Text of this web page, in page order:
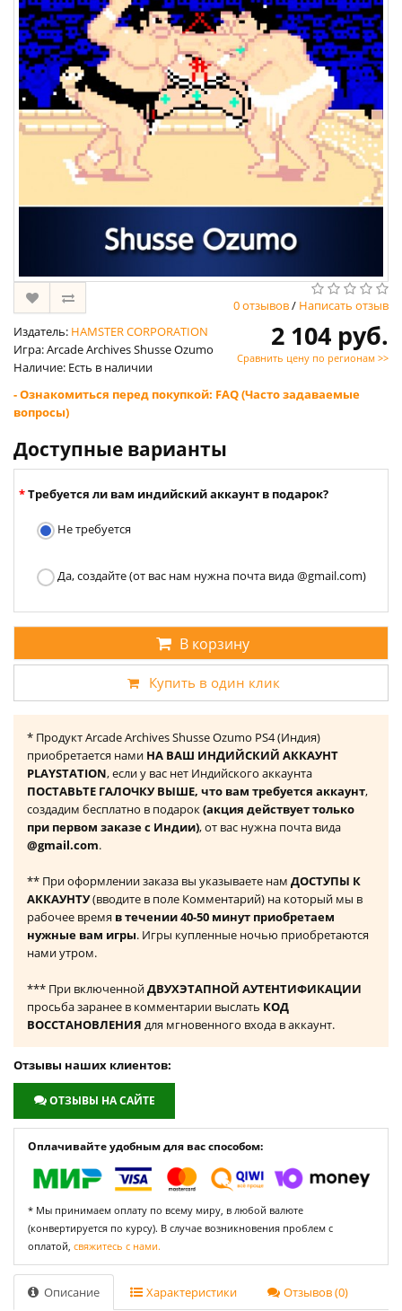
0 отзывов/ Написать отзыв
Издатель: HAMSTER CORPORATION
Игра: Arcade Archives Shusse Ozumo
Наличие: Есть в наличии
2 104 руб.
Сравнить цену по регионам >>
- Ознакомиться перед покупкой: FAQ (Часто задаваемые
вопросы)
Доступные варианты
Требуется ли вам индийский аккаунт в подарок?
Не требуется
Да, создайте (от вас нам нужна почта вида @gmail.com)
В корзину
Купить в один клик
* Продукт Arcade Archives Shusse Ozumo PS4 (Индия)
приобретается нами НА ВАШ ИНДИЙСКИЙ АККАУНТ
PLAYSTATION, если у вас нет Индийского аккаунта
ПОСТАВЬТЕ ГАЛОЧКУ ВЫШЕ, что вам требуется аккаунт,
создадим бесплатно в подарок(акция действует только
при первом заказе с Индии), от вас нужна почта вида
@gmail.com.
** При оформлении заказа вы указываете нам ДОСТУПЫ К
АККАУНТУ(вводите в поле Комментарий) на который мы в
рабочее время в течении 40-50 минут приобретаем
нужные вам игры. Игры купленные ночью приобретаются
нами утром.
*** При включеннойДВУХЭТАПНОЙ АУТЕНТИФИКАЦИИ
просьба заранее в комментарии выслать КОД
ВОССТАНОВЛЕНИЯ для мгновенного входа в аккаунт.
Отзывы наших клиентов:
ОТЗЫВЫ НА САЙТЕ
Оплачивайте удобным для вас способом:
* Мы принимаем оплату по всему миру, в любой валюте
(конвертируется по курсу). В случае возникновения проблем с
оплатой, свяжитесь с нами.
Описание Характеристики Отзывов (0)